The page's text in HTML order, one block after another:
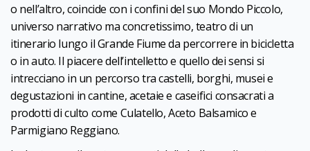
o nell’altro, coincide con i confini del suo Mondo Piccolo,
universo narrativo ma concretissimo, teatro di un
itinerario lungo il Grande Fiume da percorrere in bicicletta
o in auto. Il piacere dell’intelletto e quello dei sensi si
intrecciano in un percorso tra castelli, borghi, musei e
degustazioni in cantine, acetaie e caseifici consacrati a
prodotti di culto come Culatello, Aceto Balsamico e
Parmigiano Reggiano.